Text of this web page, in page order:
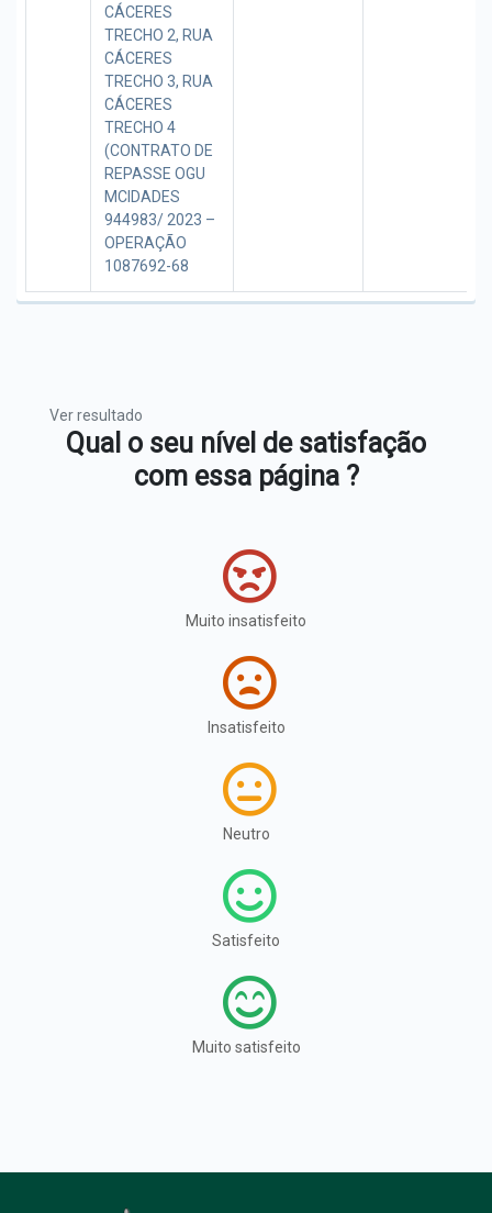
CÁCERES
TRECHO 2, RUA
CÁCERES
TRECHO 3, RUA
CÁCERES
TRECHO 4
(CONTRATO DE
REPASSE OGU
MCIDADES
944983/ 2023 –
OPERAÇÃO
1087692-68
Ver resultado
Qual o seu nível de satisfação
com essa página ?
Muito insatisfeito
Insatisfeito
Neutro
Satisfeito
Muito satisfeito